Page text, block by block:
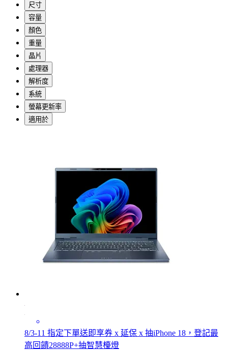
尺寸
容量
顏色
重量
晶片
處理器
解析度
系統
螢幕更新率
適用於
8/3-11 指定下單送即享券 x 延保 x 抽iPhone 18，登記最
高回饋28888P+抽智慧檯燈